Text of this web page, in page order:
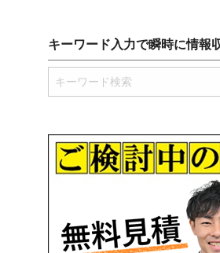
キーワード入力で瞬時に情報